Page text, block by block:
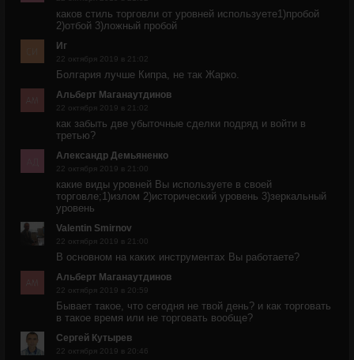
каков стиль торговли от уровней используете1)пробой
2)отбой 3)ложный пробой
Иг
22 октября 2019 в 21:02
Болгария лучше Кипра, не так Жарко.
Альберт Маганаутдинов
22 октября 2019 в 21:02
как забыть две убыточные сделки подряд и войти в
третью?
Александр Демьяненко
22 октября 2019 в 21:00
какие виды уровней Вы используете в своей
торговле;1)излом 2)исторический уровень 3)зеркальный
уровень
Valentin Smirnov
22 октября 2019 в 21:00
В основном на каких инструментах Вы работаете?
Альберт Маганаутдинов
22 октября 2019 в 20:59
Бывает такое, что сегодня не твой день? и как торговать
в такое время или не торговать вообще?
Сергей Кутырев
22 октября 2019 в 20:46